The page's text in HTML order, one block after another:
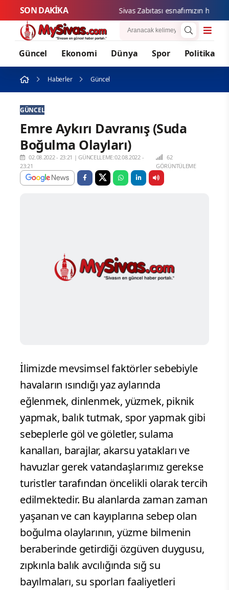
SON DAKİKA Sivas Zabıtası esnafımızın
Güncel Ekonomi Dünya Spor Politika
Haberler Güncel
GÜNCEL
Emre Aykırı Davranış (Suda
Boğulma Olayları)
02.08.2022 - 23:21 |GÜNCELLEME:02.08.2022 -
23:21
62
GÖRÜNTÜLEME
İlimizde mevsimsel faktörler sebebiyle
havaların ısındığı yaz aylarında
eğlenmek, dinlenmek, yüzmek, piknik
yapmak, balık tutmak, spor yapmak gibi
sebeplerle göl ve göletler, sulama
kanalları, barajlar, akarsu yatakları ve
havuzlar gerek vatandaşlarımız gerekse
turistler tarafından öncelikli olarak tercih
edilmektedir. Bu alanlarda zaman zaman
yaşanan ve can kayıplarına sebep olan
boğulma olaylarının, yüzme bilmenin
beraberinde getirdiği özgüven duygusu,
zıpkınla balık avcılığında sığ su
bayılmaları, su sporları faaliyetleri